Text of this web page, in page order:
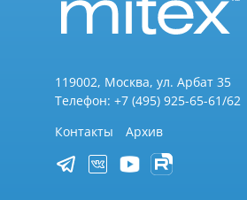
119002, Москва, ул. Арбат 35
Телефон: +7 (495) 925-65-61/62
Контакты
Архив